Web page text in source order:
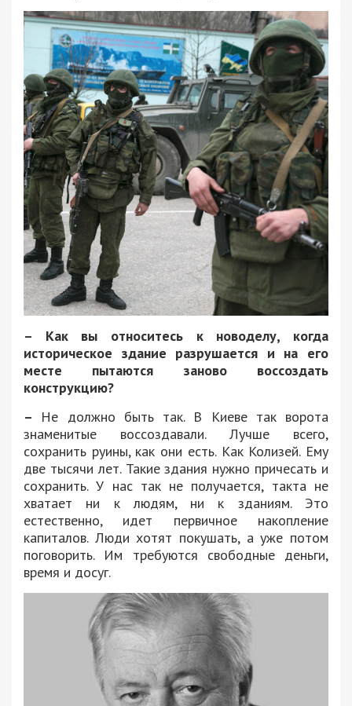
– Как вы относитесь к новоделу, когда
историческое здание разрушается и на его
месте пытаются заново воссоздать
конструкцию?
– Не должно быть так. В Киеве так ворота
знаменитые воссоздавали. Лучше всего,
сохранить руины, как они есть. Как Колизей. Ему
две тысячи лет. Такие здания нужно причесать и
сохранить. У нас так не получается, такта не
хватает ни к людям, ни к зданиям. Это
естественно, идет первичное накопление
капиталов. Люди хотят покушать, а уже потом
поговорить. Им требуются свободные деньги,
время и досуг.